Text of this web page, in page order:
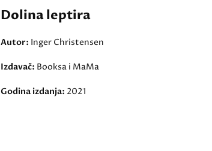
Dolina leptira
Autor: Inger Christensen
Izdavač: Booksa i MaMa
Godina izdanja: 2021